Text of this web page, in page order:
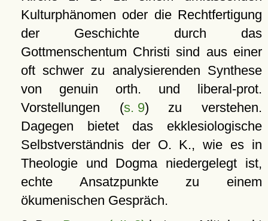
Kulturphänomen oder die Rechtfertigung
der Geschichte durch das
Gottmenschentum Christi sind aus einer
oft schwer zu analysierenden Synthese
von genuin orth. und liberal-prot.
Vorstellungen (s. 9) zu verstehen.
Dagegen bietet das ekklesiologische
Selbstverständnis der O. K., wie es in
Theologie und Dogma niedergelegt ist,
echte Ansatzpunkte zu einem
ökumenischen Gespräch.